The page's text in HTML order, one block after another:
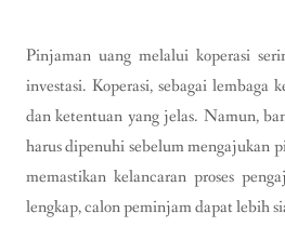
Pinjaman uang melalui koperasi
investasi. Koperasi, sebagai lembaga
dan ketentuan yang jelas. Namun,
harus dipenuhi sebelum mengajukan
memastikan kelancaran proses
lengkap, calon peminjam dapat lebih